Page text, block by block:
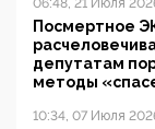
06:48, 21 Июля
Посмертное
депутатам
методы
10:34, 07 Июля